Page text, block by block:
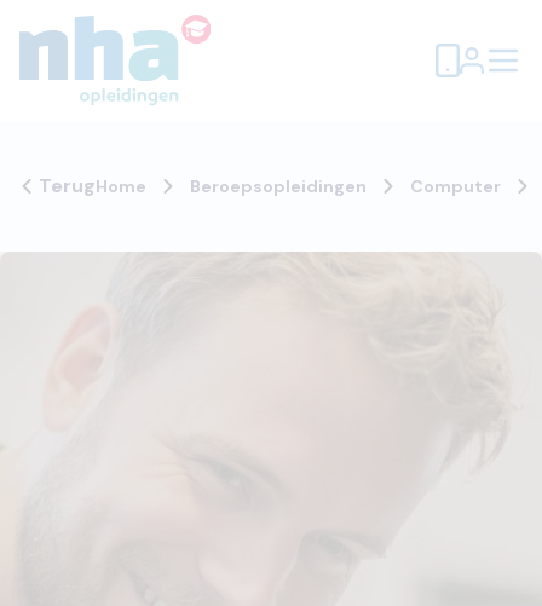
TerugHome Beroepsopleidingen Computer